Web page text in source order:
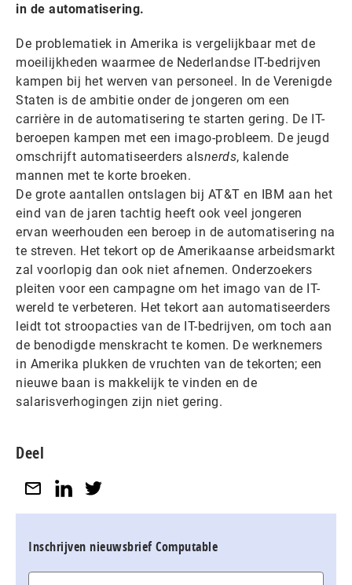
in de automatisering.
De problematiek in Amerika is vergelijkbaar met de
moeilijkheden waarmee de Nederlandse IT-bedrijven
kampen bij het werven van personeel. In de Verenigde
Staten is de ambitie onder de jongeren om een
carrière in de automatisering te starten gering. De IT-
beroepen kampen met een imago-probleem. De jeugd
omschrijft automatiseerders alsnerds, kalende
mannen met te korte broeken.
De grote aantallen ontslagen bij AT&T en IBM aan het
eind van de jaren tachtig heeft ook veel jongeren
ervan weerhouden een beroep in de automatisering na
te streven. Het tekort op de Amerikaanse arbeidsmarkt
zal voorlopig dan ook niet afnemen. Onderzoekers
pleiten voor een campagne om het imago van de IT-
wereld te verbeteren. Het tekort aan automatiseerders
leidt tot stroopacties van de IT-bedrijven, om toch aan
de benodigde menskracht te komen. De werknemers
in Amerika plukken de vruchten van de tekorten; een
nieuwe baan is makkelijk te vinden en de
salarisverhogingen zijn niet gering.
Deel
Inschrijven nieuwsbrief Computable